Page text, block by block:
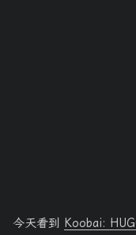
今天看到 Koobai: